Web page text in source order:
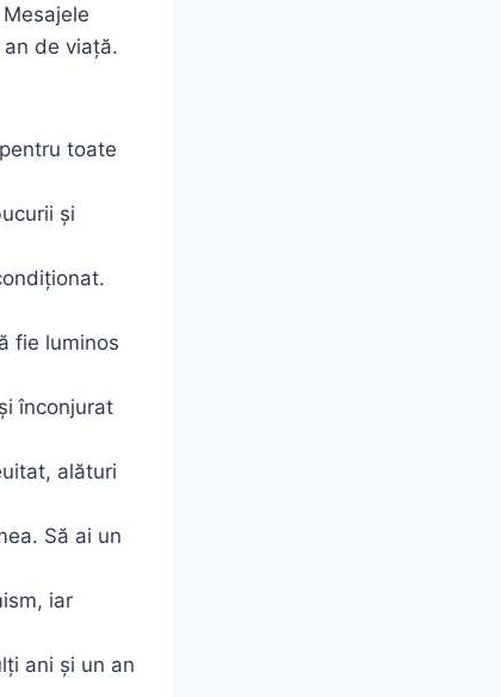
de viață.
toate
și
fie luminos
înconjurat
alături
Să ai un
iar
ani și un an